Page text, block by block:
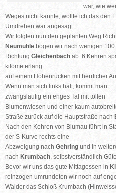
war, wie
Weges nicht kannte, wollte ich das den
Umdrehen war angesagt.
Wir folgten nun den geplanten Weg
Neumühle bogen wir nach wenigen
Richtung Gleichenbach ab. 6 Kehren
kilometerlang
auf einem Höhenrücken mit herrlicher
Wenn man sich links hält, kommt man
zwangsläufig ein enges Tal mit tollen
Blumenwiesen und einer kaum
Straße zurück auf die Hauptstraße nach
Nach den Kehren von Blumau führt in
der S-Kurve rechts eine
Abzweigung nach Gehring und in
nach Krumbach, selbstverständlich
Bevor wir uns das gute Mittagessen in
reinzogen umrundeten wir noch auf
Wälder das Schloß Krumbach